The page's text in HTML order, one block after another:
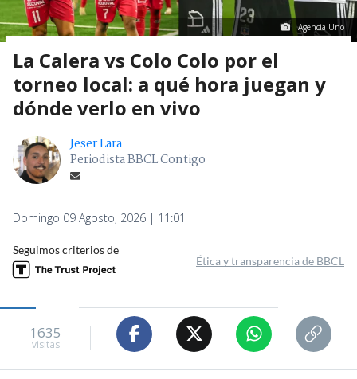
Agencia Uno
La Calera vs Colo Colo por el
torneo local: a qué hora juegan y
dónde verlo en vivo
Jeser Lara
Periodista BBCL Contigo
Domingo 09 Agosto, 2026 | 11:01
Seguimos criterios de
Ética y transparencia de BBCL
1635
visitas